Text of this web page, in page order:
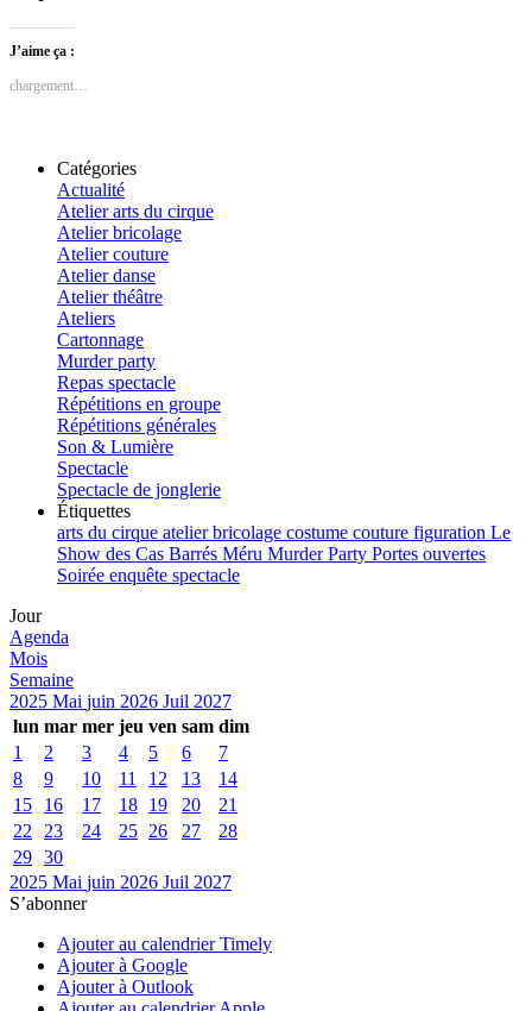
J’aime ça :
chargement…
Catégories
Actualité
Atelier arts du cirque
Atelier bricolage
Atelier couture
Atelier danse
Atelier théâtre
Ateliers
Cartonnage
Murder party
Repas spectacle
Répétitions en groupe
Répétitions générales
Son & Lumière
Spectacle
Spectacle de jonglerie
Étiquettes
arts du cirque atelierbricolage costume couture figuration Le
Show des Cas Barrés Méru Murder Party Portes ouvertes
Soirée enquête spectacle
Jour
Agenda
Mois
Semaine
2025 Mai juin 2026 Juil 2027
lun mar mer jeu ven sam dim
1
2 3 4 5 6
7
8
9 10 11 12 13
14
15
16 17 18 19 20
21
22
23 24 25 26 27
28
29 30
2025 Mai juin 2026 Juil 2027
S’abonner
Ajouter au calendrier Timely
Ajouter à Google
Ajouter à Outlook